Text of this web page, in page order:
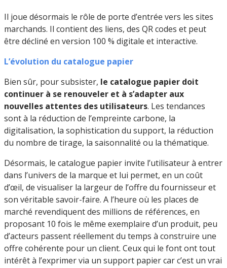
Il joue désormais le rôle de porte d’entrée vers les sites
marchands. Il contient des liens, des QR codes et peut
être décliné en version 100 % digitale et interactive.
L’évolution du catalogue papier
Bien sûr, pour subsister, le catalogue papier doit
continuer à se renouveler et à s’adapter aux
nouvelles attentes des utilisateurs. Les tendances
sont à la réduction de l’empreinte carbone, la
digitalisation, la sophistication du support, la réduction
du nombre de tirage, la saisonnalité ou la thématique.
Désormais, le catalogue papier invite l’utilisateur à entrer
dans l’univers de la marque et lui permet, en un coût
d’œil, de visualiser la largeur de l’offre du fournisseur et
son véritable savoir-faire. A l’heure où les places de
marché revendiquent des millions de références, en
proposant 10 fois le même exemplaire d’un produit, peu
d’acteurs passent réellement du temps à construire une
offre cohérente pour un client. Ceux qui le font ont tout
intérêt à l’exprimer via un support papier car c’est un vrai